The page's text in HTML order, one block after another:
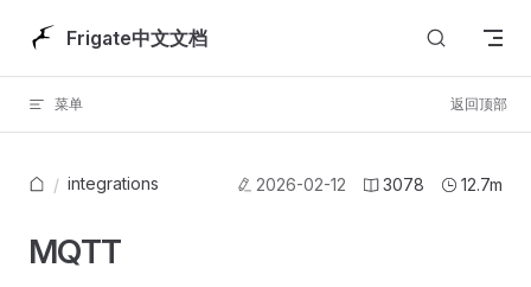
Skip to content
Frigate中文文档
菜单 返回顶部
/ integrations 2026-02-12 3078 12.7m
MQTT